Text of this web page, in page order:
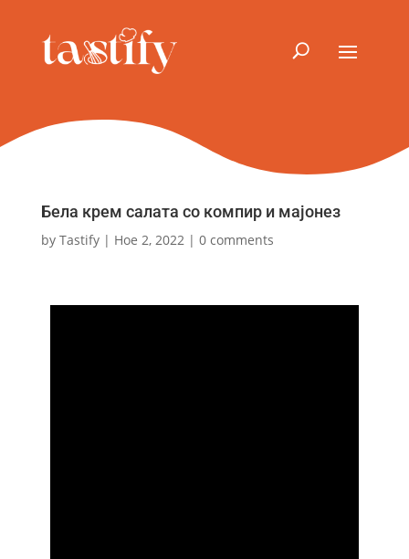
Бела крем салата со компир и мајонез
by Tastify| Ное 2, 2022| 0 comments